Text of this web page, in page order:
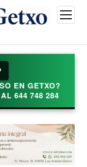
abrir
menú
EN GETXO?
644 748 284